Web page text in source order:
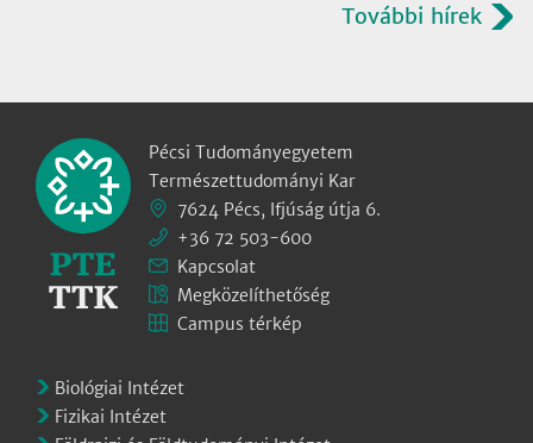
További hírek
Pécsi Tudományegyetem
Természettudományi Kar
7624 Pécs, Ifjúság útja 6.
+36 72 503-600
Kapcsolat
Megközelíthetőség
Campus térkép
Biológiai Intézet
Fizikai Intézet